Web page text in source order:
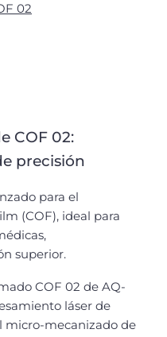
COF 02:
precisión
para el
(COF), ideal para
superior.
COF 02 de AQ-
láser de
micro-mecanizado de